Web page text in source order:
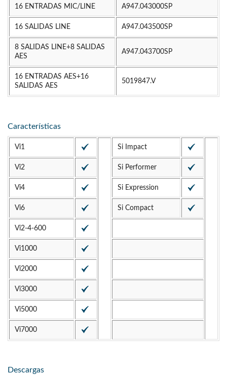
16 ENTRADAS MIC/LINE A947.043000SP
16 SALIDAS LINE A947.043500SP
8 SALIDAS LINE+8 SALIDAS
AES
A947.043700SP
16 ENTRADAS AES+16
SALIDAS AES
5019847.V
Características
Vi1 Si Impact
Vi2 Si Performer
Vi4 Si Expression
Vi6 Si Compact
Vi2-4-600
Vi1000
Vi2000
Vi3000
Vi5000
Vi7000
Descargas